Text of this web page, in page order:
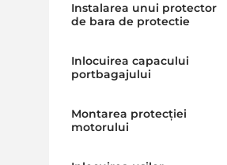
Instalarea unui protector
de bara de protectie
Inlocuirea capacului
portbagajului
Montarea protecției
motorului